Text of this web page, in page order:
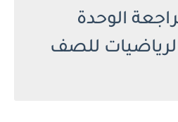
الوحدة
للصف